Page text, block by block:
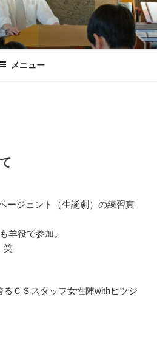
メニュー
ージェント（生誕劇）の練習真
羊役で参加。
笑
ＣＳスタッフ女性陣withヒツジ